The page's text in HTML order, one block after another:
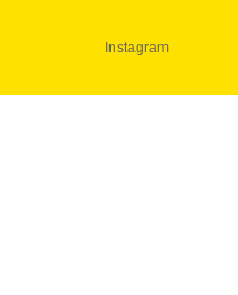
Instagram